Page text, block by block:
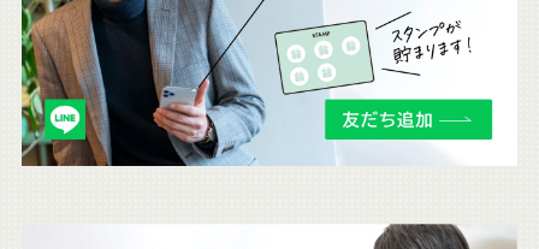
ら
も
チ
ェ